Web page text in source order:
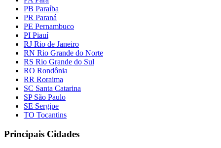
PB Paraíba
PR Paraná
PE Pernambuco
PI Piauí
RJ Rio de Janeiro
RN Rio Grande do Norte
RS Rio Grande do Sul
RO Rondônia
RR Roraima
SC Santa Catarina
SP São Paulo
SE Sergipe
TO Tocantins
Principais Cidades